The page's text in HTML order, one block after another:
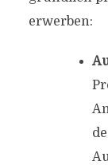
erwerben: